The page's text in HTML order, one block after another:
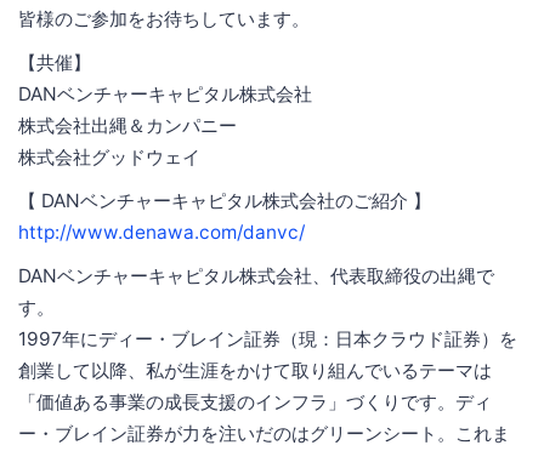
皆様のご参加をお待ちしています。
【共催】
DANベンチャーキャピタル株式会社
株式会社出縄＆カンパニー
株式会社グッドウェイ
【 DANベンチャーキャピタル株式会社のご紹介 】
http://www.denawa.com/danvc/
DANベンチャーキャピタル株式会社、代表取締役の出縄で
す。
1997年にディー・ブレイン証券（現：日本クラウド証券）を
創業して以降、私が生涯をかけて取り組んでいるテーマは
「価値ある事業の成長支援のインフラ」づくりです。ディ
ー・ブレイン証券が力を注いだのはグリーンシート。これま